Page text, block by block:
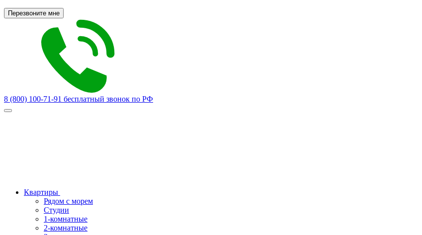
Перезвоните мне
8 (800) 100-71-91 бесплатный звонок по РФ
Квартиры
Рядом с морем
Студии
1-комнатные
2-комнатные